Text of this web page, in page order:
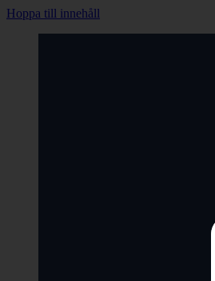
Hoppa till innehåll